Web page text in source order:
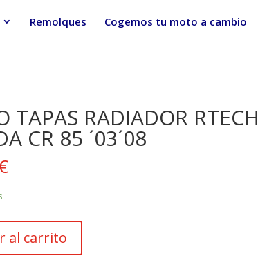
Remolques Cogemos tu moto a cambio
TAPAS RADIADOR RTECH
CR 85 ´03´08
al carrito